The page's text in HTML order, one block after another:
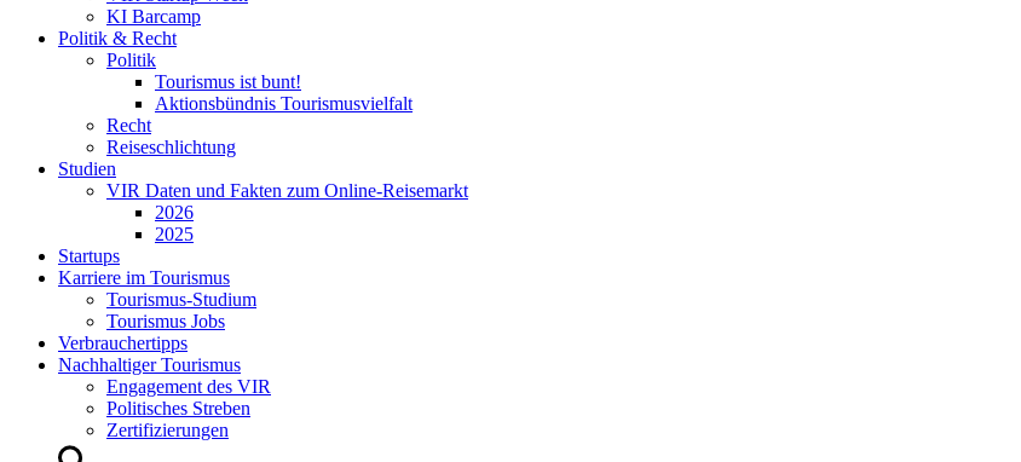
KI Barcamp
Politik & Recht
Politik
Tourismus ist bunt!
Aktionsbündnis Tourismusvielfalt
Recht
Reiseschlichtung
Studien
VIR Daten und Fakten zum Online-Reisemarkt
2026
2025
Startups
Karriere im Tourismus
Tourismus-Studium
Tourismus Jobs
Verbrauchertipps
Nachhaltiger Tourismus
Engagement des VIR
Politisches Streben
Zertifizierungen